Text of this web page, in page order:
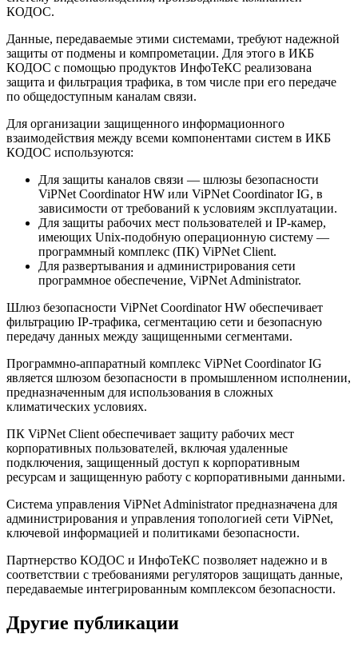
КОДОС.
Данные, передаваемые этими системами, требуют надежной
защиты от подмены и компрометации. Для этого в ИКБ
КОДОС с помощью продуктов ИнфоТеКС реализована
защита и фильтрация трафика, в том числе при его передаче
по общедоступным каналам связи.
Для организации защищенного информационного
взаимодействия между всеми компонентами систем в ИКБ
КОДОС используются:
Для защиты каналов связи — шлюзы безопасности
ViPNet Coordinator HW или ViPNet Coordinator IG, в
зависимости от требований к условиям эксплуатации.
Для защиты рабочих мест пользователей и IP-камер,
имеющих Unix-подобную операционную систему —
программный комплекс (ПК) ViPNet Client.
Для развертывания и администрирования сети
программное обеспечение, ViPNet Administrator.
Шлюз безопасности ViPNet Coordinator HW обеспечивает
фильтрацию IP-трафика, сегментацию сети и безопасную
передачу данных между защищенными сегментами.
Программно-аппаратный комплекс ViPNet Coordinator IG
является шлюзом безопасности в промышленном исполнении,
предназначенным для использования в сложных
климатических условиях.
ПК ViPNet Client обеспечивает защиту рабочих мест
корпоративных пользователей, включая удаленные
подключения, защищенный доступ к корпоративным
ресурсам и защищенную работу с корпоративными данными.
Система управления ViPNet Administrator предназначена для
администрирования и управления топологией сети ViPNet,
ключевой информацией и политиками безопасности.
Партнерство КОДОС и ИнфоТеКС позволяет надежно и в
соответствии с требованиями регуляторов защищать данные,
передаваемые интегрированным комплексом безопасности.
Другие публикации